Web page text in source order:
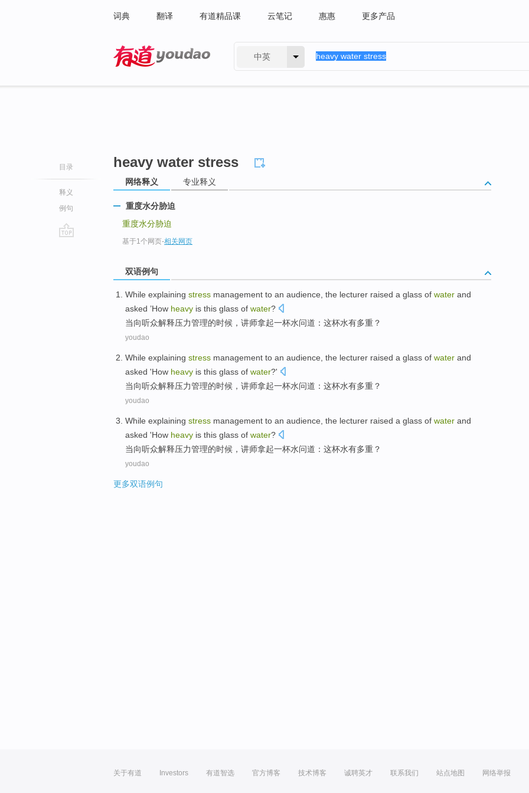
词典 翻译 有道精品课 云笔记 惠惠 更多产品
中英
目录
释义
例句
heavy water stress
网络释义 专业释义
重度水分胁迫
重度水分胁迫
基于1个网页-相关网页
双语例句
While explaining stress management to an audience, the lecturer raised a glass of water and
asked ’How heavy is this glass of water?
当向听众解释压力管理的时候， 讲师拿起一杯水问道： 这杯水有多重 ？
youdao
While explaining stress management to an audience the lecturer raised a glass of water and
asked 'How heavy is this glass of water?'
当向听众解释压力管理的时候， 讲师拿起一杯水问道： 这杯水有多重 ？
youdao
While explaining stress management to an audience , the lecturer raised a glass of water and
asked 'How heavy is this glass of water?
当向听众解释压力管理的时候， 讲师拿起一杯水问道 ： 这杯水有多重 ？
youdao
更多双语例句
关于有道 Investors 有道智选 官方博客 技术博客 诚聘英才 联系我们 站点地图 网络举报